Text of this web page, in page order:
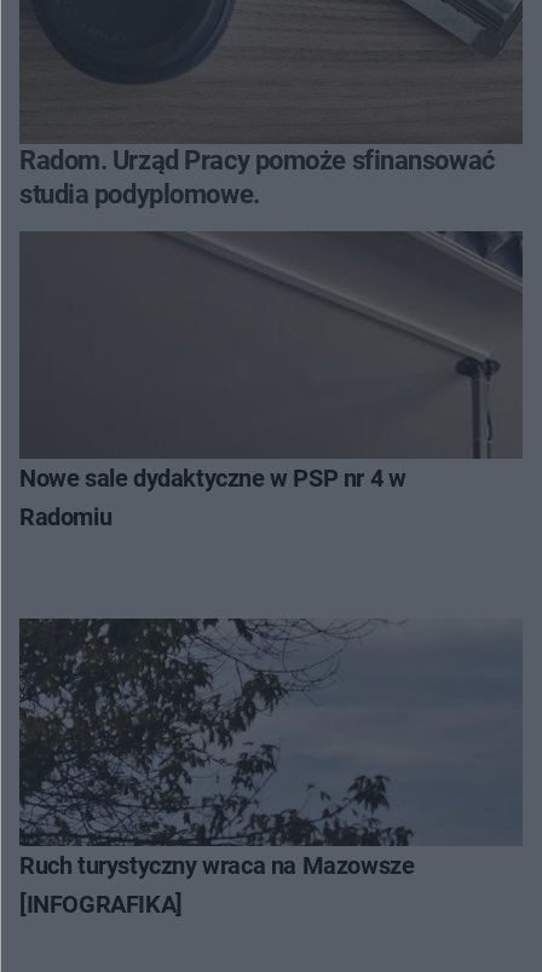
Radom. Urząd Pracy pomoże sfinansować
studia podyplomowe.
Nowe sale dydaktyczne w PSP nr 4 w
Radomiu
Ruch turystyczny wraca na Mazowsze
[INFOGRAFIKA]